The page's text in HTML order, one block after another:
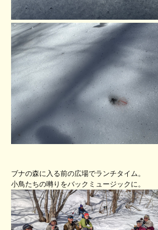
ブナの森に入る前の広場でランチタイム。
小鳥たちの囀りをバックミュージックに。